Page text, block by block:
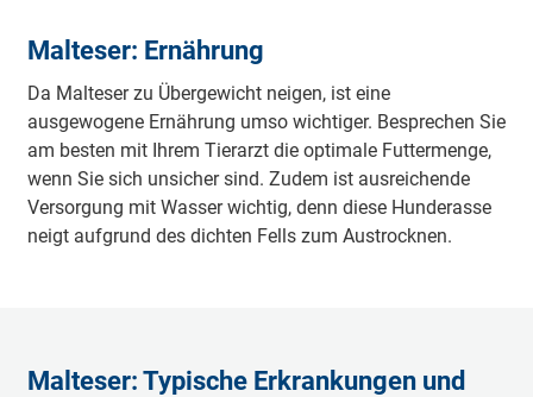
Malteser: Ernährung
Da Malteser zu Übergewicht neigen, ist eine
ausgewogene Ernährung umso wichtiger. Besprechen Sie
am besten mit Ihrem Tierarzt die optimale Futtermenge,
wenn Sie sich unsicher sind. Zudem ist ausreichende
Versorgung mit Wasser wichtig, denn diese Hunderasse
neigt aufgrund des dichten Fells zum Austrocknen.
Malteser: Typische Erkrankungen und